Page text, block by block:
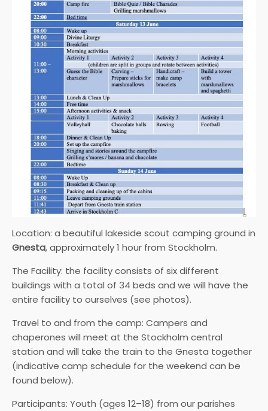
Location: a beautiful lakeside scout camping ground in
Gnesta, approximately 1 hour from Stockholm.
The Facility: the facility consists of six different
buildings with a total of 34 beds and we will have the
entire facility to ourselves (see photos).
Travel to and from the camp: Campers and
chaperones will meet at the Stockholm central
station and will take the train to the Gnesta together
(indicative camp schedule for the weekend can be
found below).
Participants: Youth (ages 12–18) from our parishes